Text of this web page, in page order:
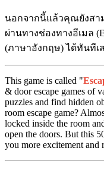
นอกจากนี้แล้วคุณยังสา
ผ่านทางช่องทางอีเมล (E-
(ภาษาอังกฤษ) ได้ทันทีเ
This game is called "
& door escape games of
puzzles and find hidden
room escape game?
locked inside the room
open the doors. But this
you more excitement and